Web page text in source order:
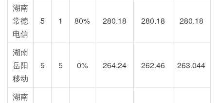
湖南
常德
电信
5 1 80% 280.18 280.18 280.18
湖南
岳阳
移动
5 5 0% 264.24 262.46 263.044
湖南